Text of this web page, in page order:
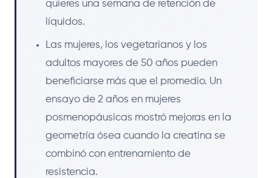
quieres una semana de retención de
líquidos.
Las mujeres, los vegetarianos y los
adultos mayores de 50 años pueden
beneficiarse más que el promedio. Un
ensayo de 2 años en mujeres
posmenopáusicas mostró mejoras en la
geometría ósea cuando la creatina se
combinó con entrenamiento de
resistencia.